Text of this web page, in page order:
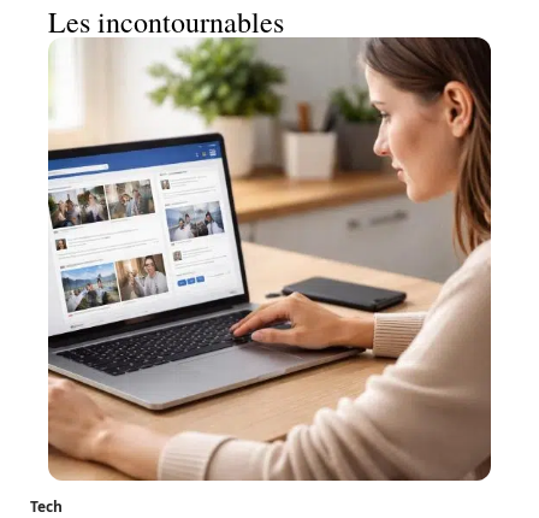
Les incontournables
Tech